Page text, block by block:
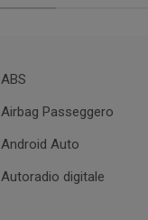
ABS
Airbag Passeggero
Android Auto
Autoradio digitale